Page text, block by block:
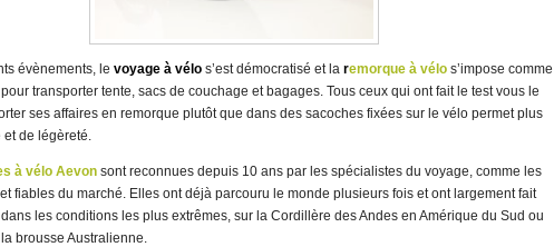
évènements, le voyage à vélo s’est démocratisé et la remorque à vélo s’impose comme
transporter tente, sacs de couchage et bagages. Tous ceux qui ont fait le test vous le
ses affaires en remorque plutôt que dans des sacoches fixées sur le vélo permet plus
de légèreté.
à vélo Aevon sont reconnues depuis 10 ans par les spécialistes du voyage, comme les
fiables du marché. Elles ont déjà parcouru le monde plusieurs fois et ont largement fait
les conditions les plus extrêmes, sur la Cordillère des Andes en Amérique du Sud ou
brousse Australienne.